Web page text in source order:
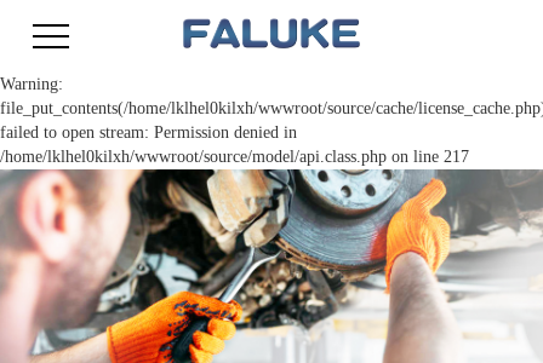
Warning:
file_put_contents(/home/lklhel0kilxh/wwwroot/source/cache/
failed to open stream: Permission denied in
/home/lklhel0kilxh/wwwroot/source/model/api.class.php on line 217